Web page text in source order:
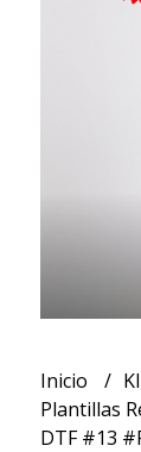
Inicio
Plantillas
DTF #13